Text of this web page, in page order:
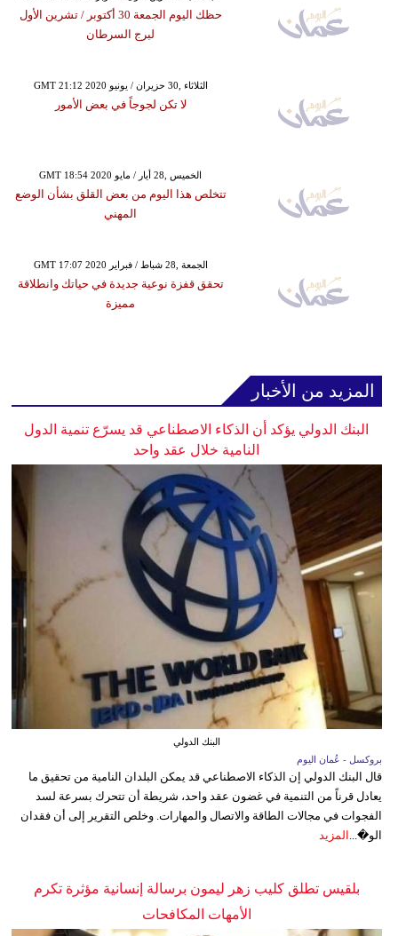
حظك اليوم الجمعة 30 أكتوبر / تشرين الأول
لبرج السرطان
GMT 21:12 2020 الثلاثاء ,30 حزيران / يونيو
لا تكن لجوجاً في بعض الأمور
GMT 18:54 2020 الخميس ,28 أيار / مايو
تتخلص هذا اليوم من بعض القلق بشأن الوضع
المهني
GMT 17:07 2020 الجمعة ,28 شباط / فبراير
تحقق قفزة نوعية جديدة في حياتك وانطلاقة
مميزة
المزيد من الأخبار
البنك الدولي يؤكد أن الذكاء الاصطناعي قد يسرّع تنمية الدول
النامية خلال عقد واحد
البنك الدولي
بروكسل - عُمان اليوم
قال البنك الدولي إن الذكاء الاصطناعي قد يمكن البلدان النامية من تحقيق ما
يعادل قرناً من التنمية في غضون عقد واحد، شريطة أن تتحرك بسرعة لسد
الفجوات في مجالات الطاقة والاتصال والمهارات. وخلص التقرير إلى أن فقدان
الو�... المزيد
بلقيس تطلق كليب زهر ليمون برسالة إنسانية مؤثرة تكرم
الأمهات المكافحات